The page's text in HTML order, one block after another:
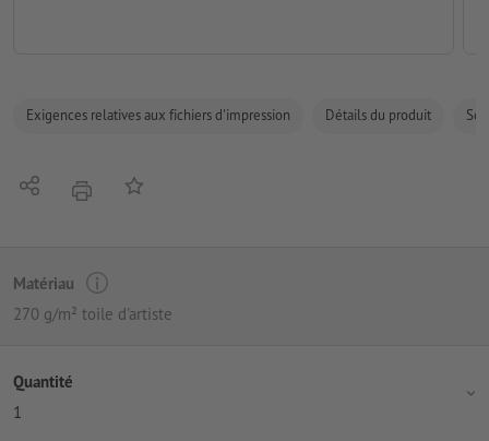
Exigences relatives aux fichiers d'impression Détails du produit
PartagerimprimerAjouter à liste d'article
Matériau
270 g/m² toile d'artiste
Quantité
1